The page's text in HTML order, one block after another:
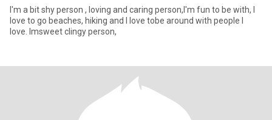
I'm a bit shy person , loving and caring person,I'm fun to be with, I
love to go beaches, hiking and I love tobe around with people I
love. Imsweet clingy person,